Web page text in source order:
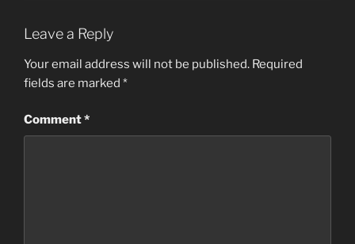
Leave a Reply
Your email address will not be published. Required
fields are marked *
Comment*